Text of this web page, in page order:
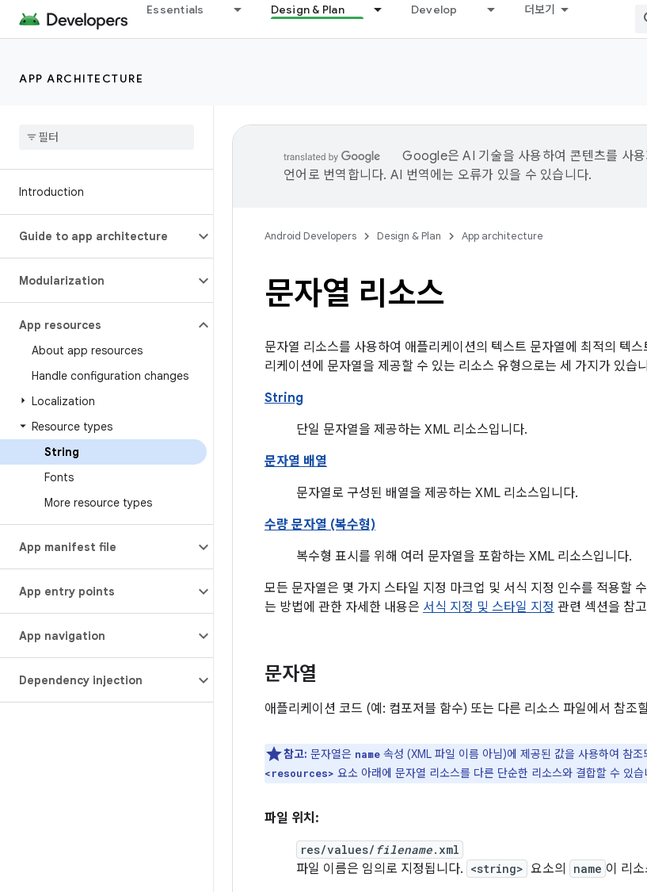
Essentials Design & Plan Develop 더보기
APP ARCHITECTURE
Introduction
Guide to app architecture
Modularization
App resources
About app resources
Handle configuration changes
Localization
Resource types
String
Fonts
More resource types
App manifest file
App entry points
App navigation
Dependency injection
Google은 AI 기술을 사용하여 콘텐츠를 사
언어로 번역합니다. AI 번역에는 오류가 있을 수 있습니다.
Android Developers Design & Plan App architecture
문자열 리소스
문자열 리소스를 사용하여 애플리케이션의 텍스트 문자열에 최적의 텍
리케이션에 문자열을 제공할 수 있는 리소스 유형으로는 세 가지가 있습
String
단일 문자열을 제공하는 XML 리소스입니다.
문자열 배열
문자열로 구성된 배열을 제공하는 XML 리소스입니다.
수량 문자열 (복수형)
복수형 표시를 위해 여러 문자열을 포함하는 XML 리소스입니다.
모든 문자열은 몇 가지 스타일 지정 마크업 및 서식 지정 인수를 적용할
는 방법에 관한 자세한 내용은 서식 지정 및 스타일 지정 관련 섹션을 참
문자열
애플리케이션 코드 (예: 컴포저블 함수) 또는 다른 리소스 파일에서 참조
참고: 문자열은 name 속성 (XML 파일 이름 아님)에 제공된 값을 사용하여 참
<resources> 요소 아래에 문자열 리소스를 다른 단순한 리소스와 결합할 수 있습
파일 위치:
res/values/ filename.xml
파일 이름은 임의로 지정됩니다. <string> 요소의 name 이 리